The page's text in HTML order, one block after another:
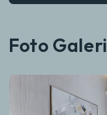
Foto Galeri